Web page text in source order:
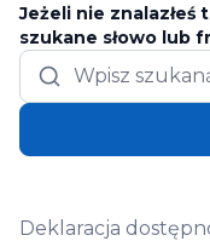
Jeżeli nie znalazłeś
szukane słowo lub
Deklaracja